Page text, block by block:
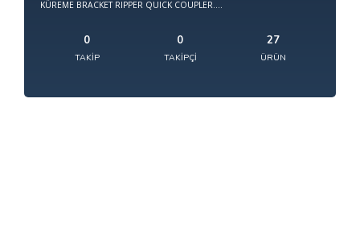
KÜREME BRACKET RIPPER QUICK COUPLER....
0
TAKIP
0
TAKIPÇI
27
ÜRÜN